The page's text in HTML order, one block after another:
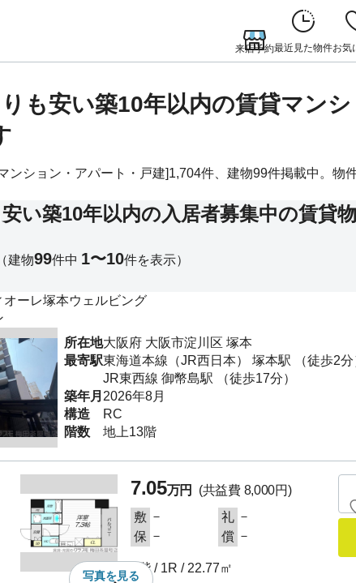
来店予約最近見た物件お気
も安い築10年以内の賃貸マン
ション・アパート・戸建]1,704件、建物99件掲載中。物
い築10年以内の入居者募集中の賃貸
ーレ塚本ウェルビング
所在地大阪府 大阪市淀川区 塚本
最寄駅東海道本線（JR西日本） 塚本駅 （徒歩2分
JR東西線 御幣島駅 （徒歩17分）
築年月 2026年8月
構造
RC
階数
地上13階
写真を見る
7.05万円
(共益費 8,000円)
敷 － 礼 －
保 － 償 －
2階 / 1R / 22.77㎡
（建物99件中 1〜10件を表示）